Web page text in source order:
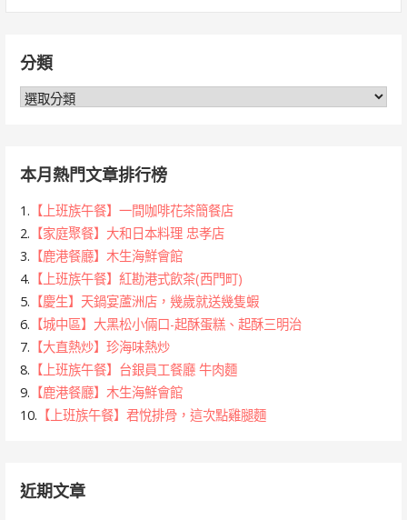
字:分類
分
本月熱門文章排行榜
1. 【上班族午餐】一間咖啡花茶簡餐店
2. 【家庭聚餐】大和日本料理 忠孝店
3. 【鹿港餐廳】木生海鮮會館
4. 【上班族午餐】紅勘港式飲茶(西門町)
5. 【慶生】天鍋宴蘆洲店，幾歲就送幾隻蝦
6. 【城中區】大黑松小倆口-起酥蛋糕、起酥三明治
7. 【大直熱炒】珍海味熱炒
8. 【上班族午餐】台銀員工餐廳 牛肉麵
9. 【鹿港餐廳】木生海鮮會館
10. 【上班族午餐】君悅排骨，這次點雞腿麵
近期文章